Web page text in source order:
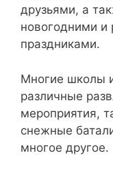
друзьями, а
новогодними и
праздниками.
Многие школы
различные
мероприятия,
снежные
многое другое.